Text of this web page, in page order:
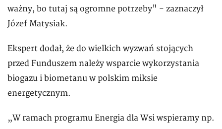
ważny, bo tutaj są ogromne potrzeby" - zaznaczył
Józef Matysiak.
Ekspert dodał, że do wielkich wyzwań stojących
przed Funduszem należy wsparcie wykorzystania
biogazu i biometanu w polskim miksie
energetycznym.
„W ramach programu Energia dla Wsi wspieramy np.